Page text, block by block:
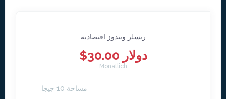
ريسلر ويندوز اقتصادية
$30.00 دولار
Monatlich
مساحة 10 جيجا